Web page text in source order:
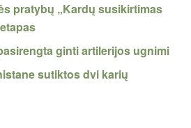
pratybų „Kardų susikirtimas
ginti artilerijos ugnimi
sutiktos dvi karių